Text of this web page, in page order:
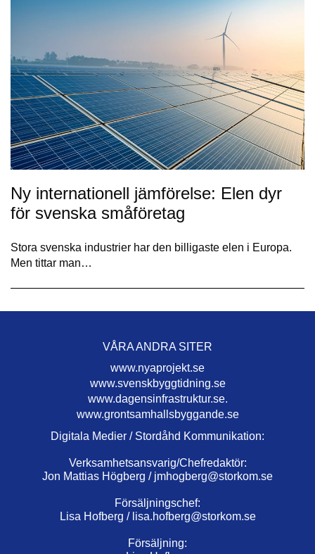
Ny internationell jämförelse: Elen dyr
för svenska småföretag
Stora svenska industrier har den billigaste elen i Europa.
Men tittar man…
VÅRA ANDRA SITER
www.nyaprojekt.se
www.svenskbyggtidning.se
www.dagensinfrastruktur.se.
www.grontsamhallsbyggande.se
Digitala Medier / Stordåhd Kommunikation:
Verksamhetsansvarig/Chefredaktör:
Jon Mattias Högberg / jmhogberg@storkom.se
Försäljningschef:
Lisa Hofberg / lisa.hofberg@storkom.se
Försäljning: